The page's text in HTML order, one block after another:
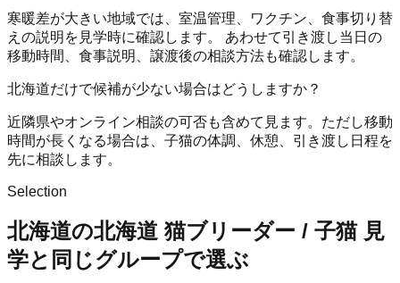
寒暖差が大きい地域では、室温管理、ワクチン、食事切り替
えの説明を見学時に確認します。 あわせて引き渡し当日の
移動時間、食事説明、譲渡後の相談方法も確認します。
北海道だけで候補が少ない場合はどうしますか？
近隣県やオンライン相談の可否も含めて見ます。ただし移動
時間が長くなる場合は、子猫の体調、休憩、引き渡し日程を
先に相談します。
Selection
北海道の北海道 猫ブリーダー / 子猫 見
学と同じグループで選ぶ